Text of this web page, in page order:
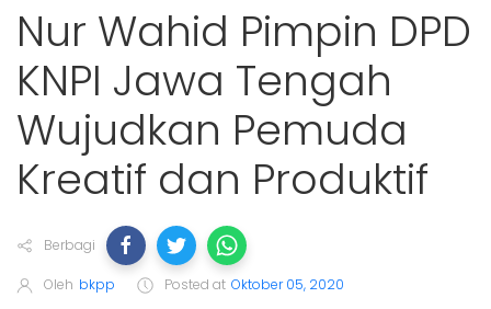
Nur Wahid Pimpin DPD
KNPI Jawa Tengah
Wujudkan Pemuda
Kreatif dan Produktif
Berbagi
Oleh bkpp Posted at Oktober 05, 2020